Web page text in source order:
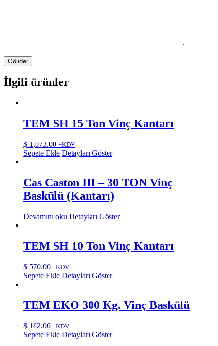
İlgili ürünler
TEM SH 15 Ton Vinç Kantarı
$ 1,073.00 +KDV
Sepete Ekle Detayları Göster
Cas Caston III – 30 TON Vinç
Baskülü (Kantarı)
Devamını oku Detayları Göster
TEM SH 10 Ton Vinç Kantarı
$ 570.00 +KDV
Sepete Ekle Detayları Göster
TEM EKO 300 Kg. Vinç Baskülü
$ 182.00 +KDV
Sepete Ekle Detayları Göster